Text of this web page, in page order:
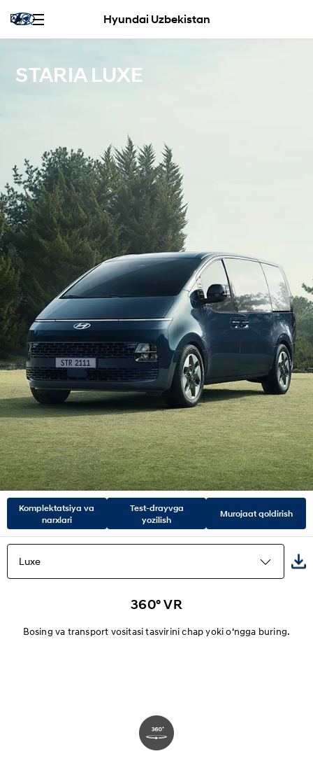
Hyundai Uzbekistan
STARIA LUXE
Komplektatsiya va
narxlari
Test-drayvga
yozilish
Murojaat qoldirish
Luxe
Narxi
360° VR
Bosing va transport vositasi tasvirini chap yoki oʻngga buring.